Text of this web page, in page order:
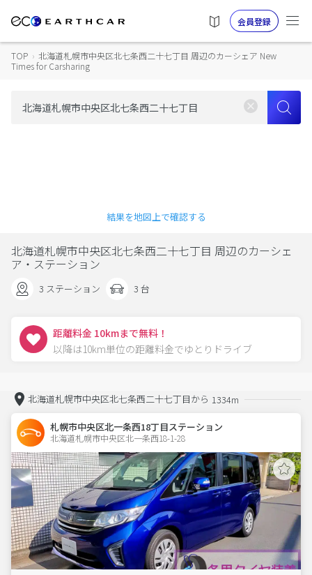
会員登録
TOP › 北海道札幌市中央区北七条西二十七丁目 周辺のカーシェア New
Times for Carsharing
結果を地図上で確認する
北海道札幌市中央区北七条西二十七丁目 周辺のカーシェ
ア・ステーション
3 ステーション 3 台
距離料金 10kmまで無料！
以降は10km単位の距離料金でゆとりドライブ
北海道札幌市中央区北七条西二十七丁目から 1334m
札幌市中央区北一条西18丁目ステーション
北海道札幌市中央区北一条西18-1-28